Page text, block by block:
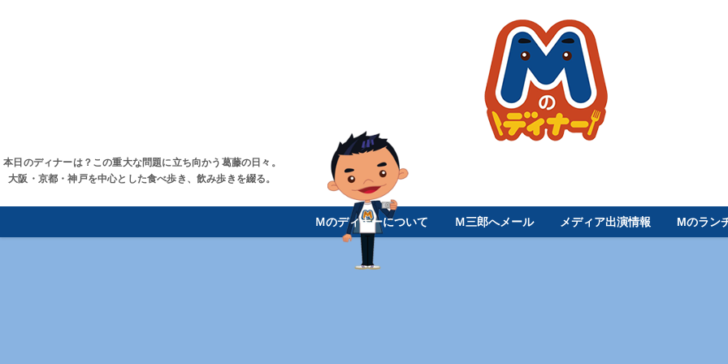
本日のディナーは？この重大な問題に立ち向かう葛藤の日々。
大阪・京都・神戸を中心とした食べ歩き、飲み歩きを綴る。
Ｍのディナーについて Ｍ三郎へメール メディア出演情報 Mのラン